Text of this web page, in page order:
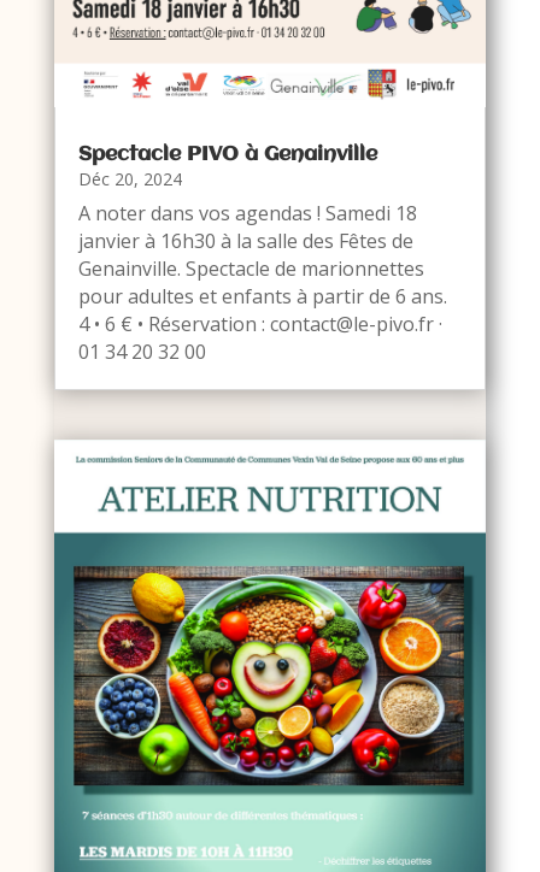
Spectacle PIVO à Genainville
Déc 20, 2024
A noter dans vos agendas ! Samedi 18
janvier à 16h30 à la salle des Fêtes de
Genainville. Spectacle de marionnettes
pour adultes et enfants à partir de 6 ans.
4 • 6 € • Réservation : contact@le-pivo.fr ·
01 34 20 32 00